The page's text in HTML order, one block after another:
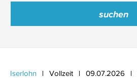
Iserlohn Vollzeit 09.07.2026